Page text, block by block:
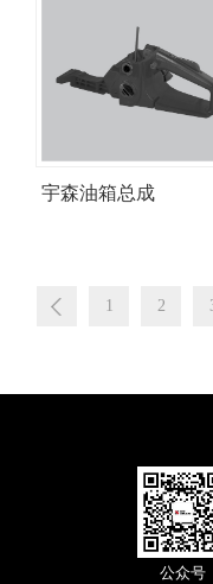
宇森油箱总成
1 2
公众号